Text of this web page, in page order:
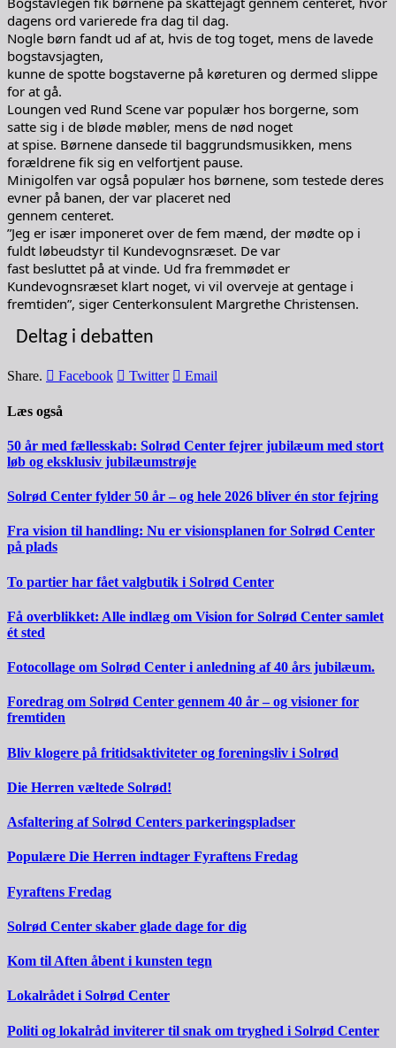
dagens ord varierede fra dag til dag.
Nogle børn fandt ud af at, hvis de tog toget, mens de lavede
bogstavsjagten,
kunne de spotte bogstaverne på køreturen og dermed slippe
for at gå.
Loungen ved Rund Scene var populær hos borgerne, som
satte sig i de bløde møbler, mens de nød noget
at spise. Børnene dansede til baggrundsmusikken, mens
forældrene fik sig en velfortjent pause.
Minigolfen var også populær hos børnene, som testede deres
evner på banen, der var placeret ned
gennem centeret.
”Jeg er især imponeret over de fem mænd, der mødte op i
fuldt løbeudstyr til Kundevognsræset. De var
fast besluttet på at vinde. Ud fra fremmødet er
Kundevognsræset klart noget, vi vil overveje at gentage i
fremtiden”, siger Centerkonsulent Margrethe Christensen.
Deltag i debatten
Share. Facebook Twitter Email
Læs også
50 år med fællesskab: Solrød Center fejrer jubilæum med stort
løb og eksklusiv jubilæumstrøje
Solrød Center fylder 50 år – og hele 2026 bliver én stor fejring
Fra vision til handling: Nu er visionsplanen for Solrød Center
på plads
To partier har fået valgbutik i Solrød Center
Få overblikket: Alle indlæg om Vision for Solrød Center samlet
ét sted
Fotocollage om Solrød Center i anledning af 40 års jubilæum.
Foredrag om Solrød Center gennem 40 år – og visioner for
fremtiden
Bliv klogere på fritidsaktiviteter og foreningsliv i Solrød
Die Herren væltede Solrød!
Asfaltering af Solrød Centers parkeringspladser
Populære Die Herren indtager Fyraftens Fredag
Fyraftens Fredag
Solrød Center skaber glade dage for dig
Kom til Aften åbent i kunsten tegn
Lokalrådet i Solrød Center
Politi og lokalråd inviterer til snak om tryghed i Solrød Center